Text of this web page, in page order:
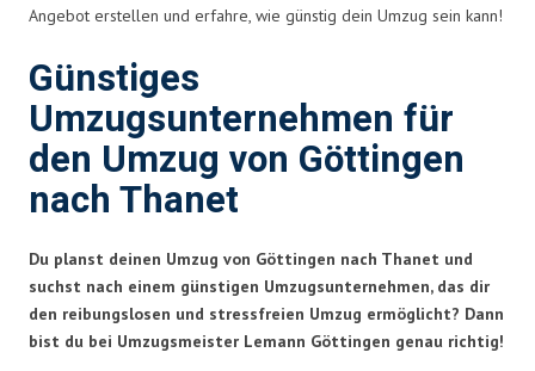
Angebot erstellen und erfahre, wie günstig dein Umzug sein kann!
Günstiges
Umzugsunternehmen für
den Umzug von Göttingen
nach Thanet
Du planst deinen Umzug von Göttingen nach Thanet und
suchst nach einem günstigen Umzugsunternehmen, das dir
den reibungslosen und stressfreien Umzug ermöglicht? Dann
bist du bei Umzugsmeister Lemann Göttingen genau richtig!